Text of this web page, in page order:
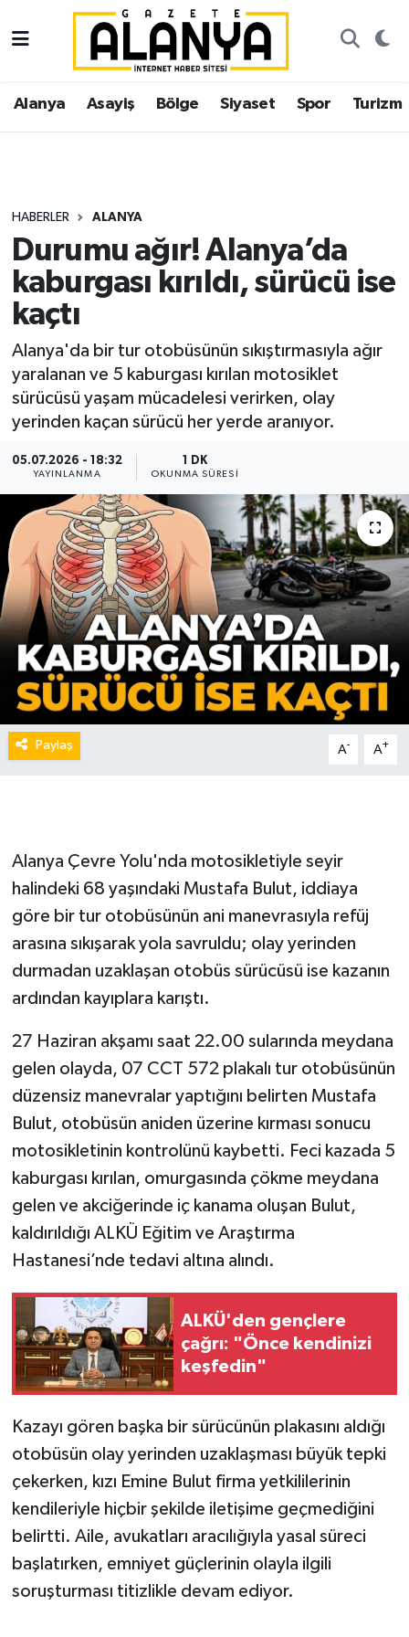
Alanya Asayiş Bölge Siyaset Spor Turizm
HABERLER ALANYA
Durumu ağır! Alanya’da
kaburgası kırıldı, sürücü ise
kaçtı
Alanya'da bir tur otobüsünün sıkıştırmasıyla ağır
yaralanan ve 5 kaburgası kırılan motosiklet
sürücüsü yaşam mücadelesi verirken, olay
yerinden kaçan sürücü her yerde aranıyor.
05.07.2026 - 18:32
YAYINLANMA
1 DK
OKUNMA SÜRESI
Paylaş A- A+
Alanya Çevre Yolu'nda motosikletiyle seyir
halindeki 68 yaşındaki Mustafa Bulut, iddiaya
göre bir tur otobüsünün ani manevrasıyla refüj
arasına sıkışarak yola savruldu; olay yerinden
durmadan uzaklaşan otobüs sürücüsü ise kazanın
ardından kayıplara karıştı.
27 Haziran akşamı saat 22.00 sularında meydana
gelen olayda, 07 CCT 572 plakalı tur otobüsünün
düzensiz manevralar yaptığını belirten Mustafa
Bulut, otobüsün aniden üzerine kırması sonucu
motosikletinin kontrolünü kaybetti. Feci kazada 5
kaburgası kırılan, omurgasında çökme meydana
gelen ve akciğerinde iç kanama oluşan Bulut,
kaldırıldığı ALKÜ Eğitim ve Araştırma
Hastanesi’nde tedavi altına alındı.
ALKÜ'den gençlere
çağrı: "Önce kendinizi
keşfedin"
Kazayı gören başka bir sürücünün plakasını aldığı
otobüsün olay yerinden uzaklaşması büyük tepki
çekerken, kızı Emine Bulut firma yetkililerinin
kendileriyle hiçbir şekilde iletişime geçmediğini
belirtti. Aile, avukatları aracılığıyla yasal süreci
başlatırken, emniyet güçlerinin olayla ilgili
soruşturması titizlikle devam ediyor.
Alanya
Asayiş
Siyaset
Spor
Turizm
Ekonomi
Gazipaşa
İstanbul Nöbetçi Eczaneler
İstanbul Hava Durumu
Süper Lig Puan Durumu ve Fikstür
Tüm Manşetler
Son Dakika Haberleri
Haber Arşivi